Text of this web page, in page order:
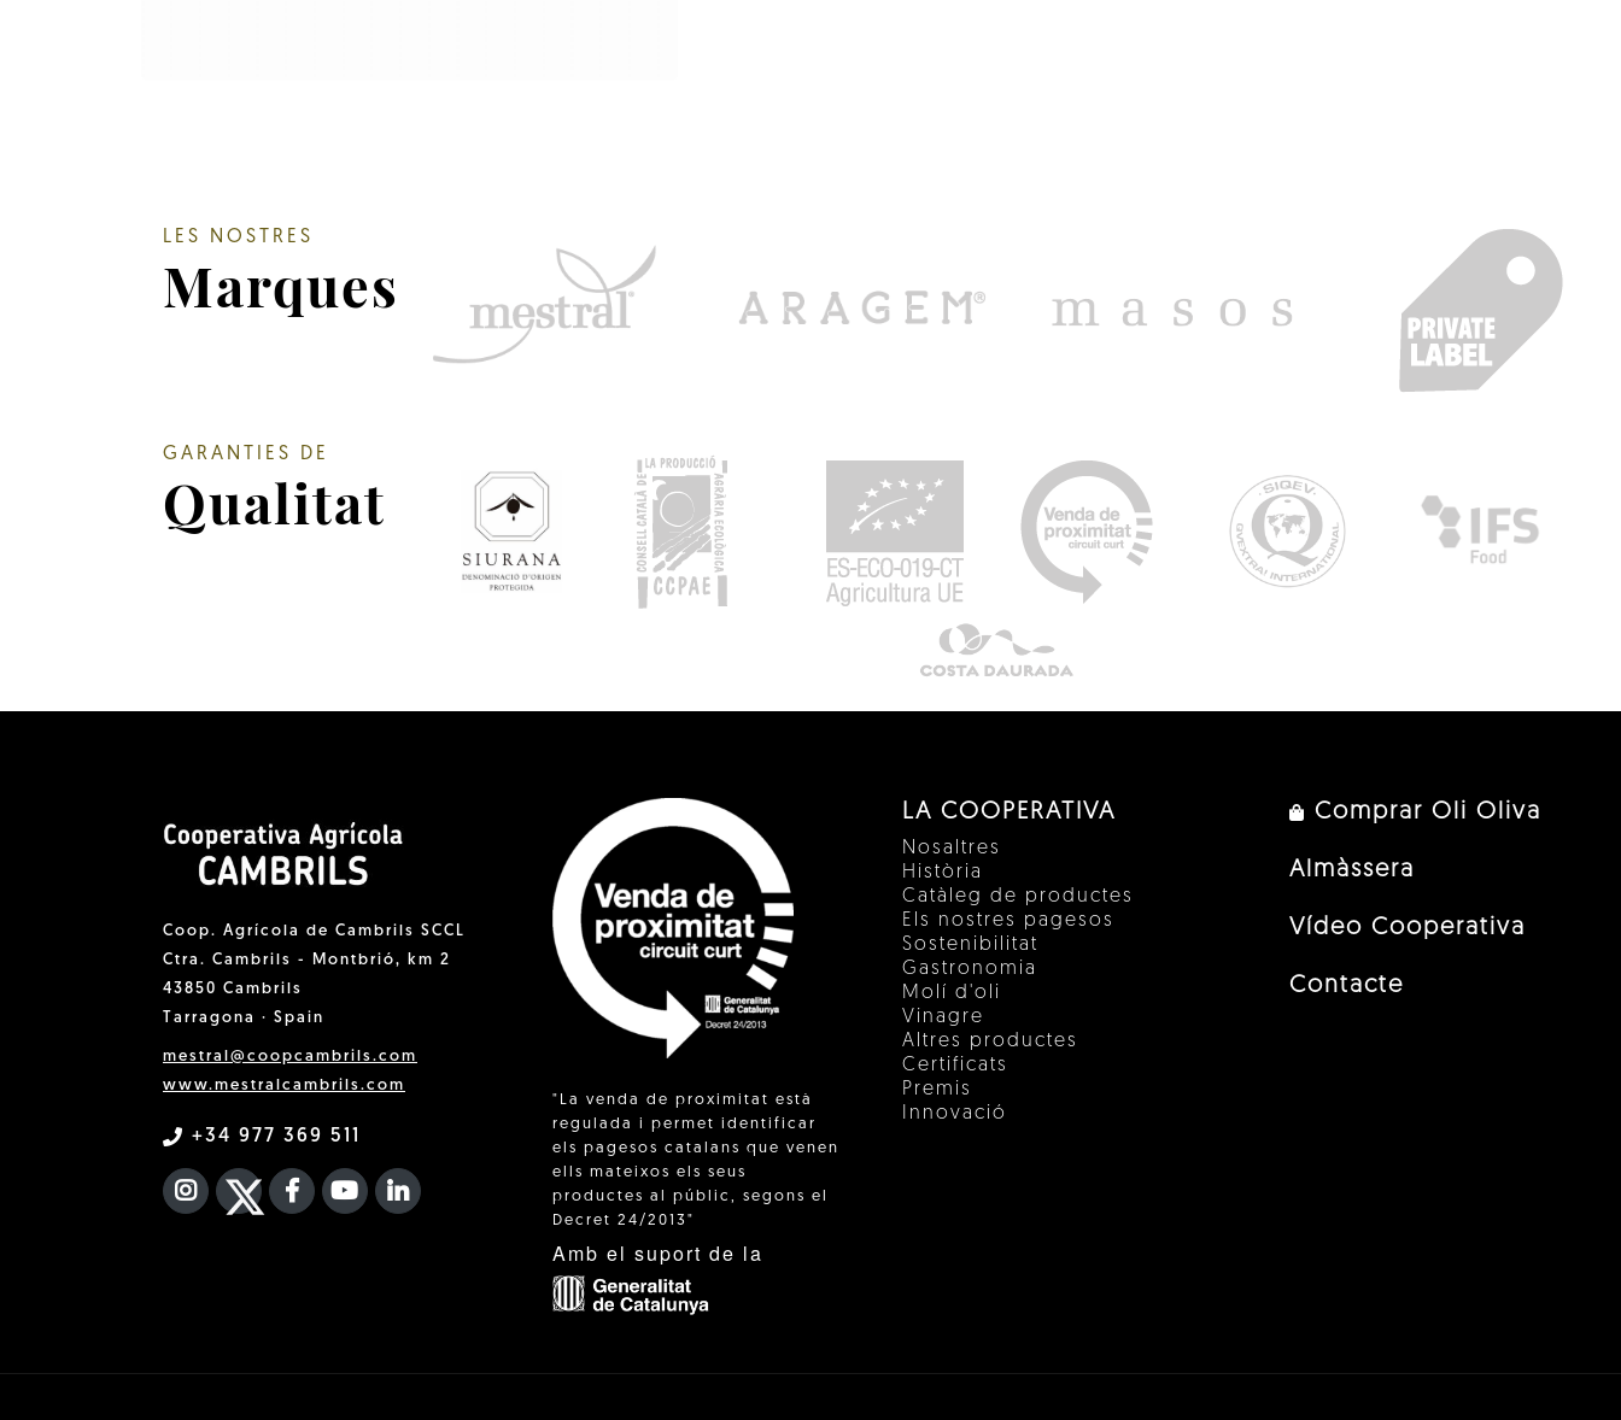
LES NOSTRES
Marques
GARANTIES DE
Qualitat
Coop. Agrícola de Cambrils SCCL
Ctra. Cambrils - Montbrió, km 2
43850 Cambrils
Tarragona · Spain
mestral@coopcambrils.com
www.mestralcambrils.com
+34 977 369 511
INSTAGRAM
TWITTER
FACEBOOK F
YOUTUBEFA LINKEDIN IN
"La venda de proximitat està
regulada i permet identificar
els pagesos catalans que venen
ells mateixos els seus
productes al públic, segons el
Decret 24/2013"
Amb el suport de la
LA COOPERATIVA
Nosaltres
Història
Catàleg de productes
Els nostres pagesos
Sostenibilitat
Gastronomia
Molí d'oli
Vinagre
Altres productes
Certificats
Premis
Innovació
Comprar Oli Oliva
Almàssera
Vídeo Cooperativa
Contacte